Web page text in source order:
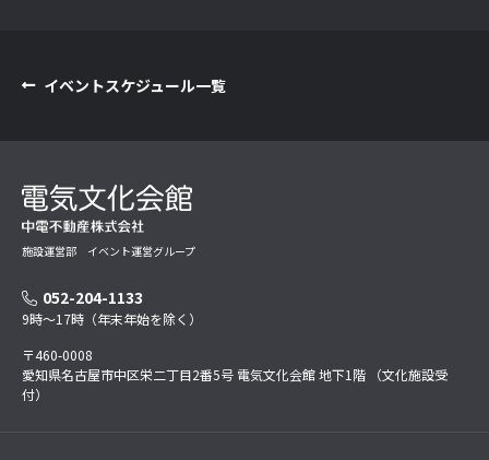
イベントスケジュール一覧
施設運営部 イベント運営グループ
052-204-1133
9時～17時（年末年始を除く）
〒460-0008
愛知県名古屋市中区栄二丁目2番5号 電気文化会館 地下1階 （文化施設受
付）